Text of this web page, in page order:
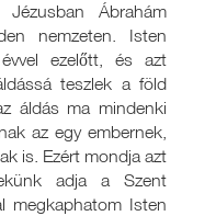
Ábrahám
nemzeten. Isten
ezelőtt, és azt
teszlek a föld
áldás ma mindenki
az egy embernek,
is. Ezért mondja azt
adja a Szent
megkaphatom Isten